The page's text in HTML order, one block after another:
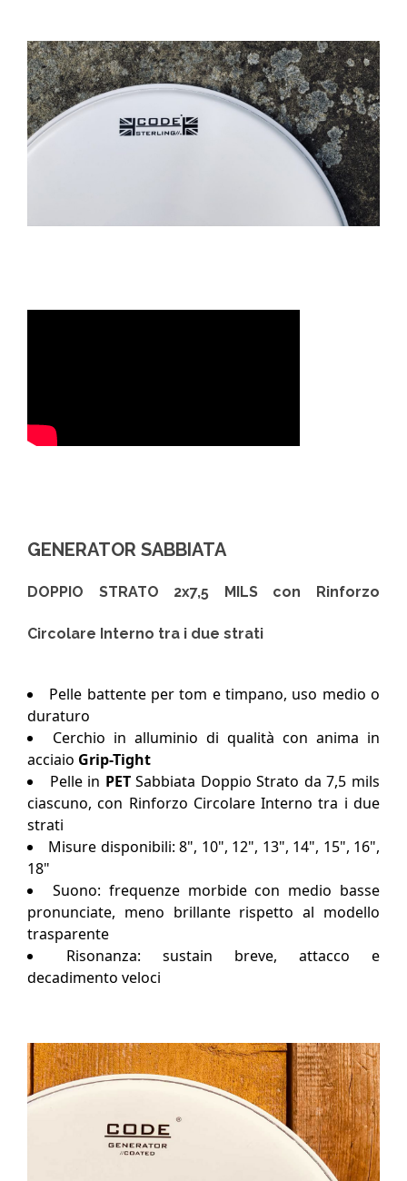
GENERATOR SABBIATA
DOPPIO STRATO 2x7,5 MILS con Rinforzo
Circolare Interno tra i due strati
Pelle battente per tom e timpano, uso medio o
duraturo
Cerchio in alluminio di qualità con anima in
acciaio Grip-Tight
Pelle in PETSabbiata Doppio Strato da 7,5 mils
ciascuno, con Rinforzo Circolare Interno tra i due
strati
Misure disponibili: 8", 10", 12", 13", 14", 15", 16",
18"
Suono: frequenze morbide con medio basse
pronunciate, meno brillante rispetto al modello
trasparente
Risonanza: sustain breve, attacco e
decadimento veloci